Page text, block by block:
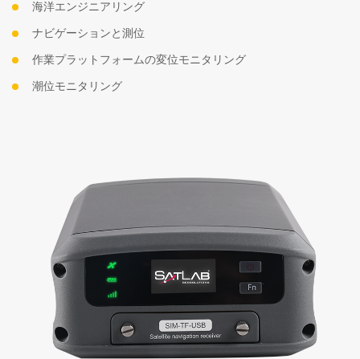
海洋エンジニアリング
ナビゲーションと測位
作業プラットフォームの変位モニタリング
潮位モニタリング